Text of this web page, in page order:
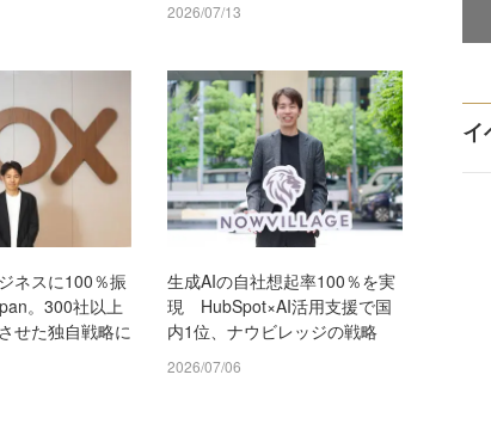
2026/07/13
ネスに100％振
。300社以上
せた独自戦略に
生成AIの自社想起率100％を実
現 HubSpot×AI活用支援で国
内1位、ナウビレッジの戦略
2026/07/06
イ